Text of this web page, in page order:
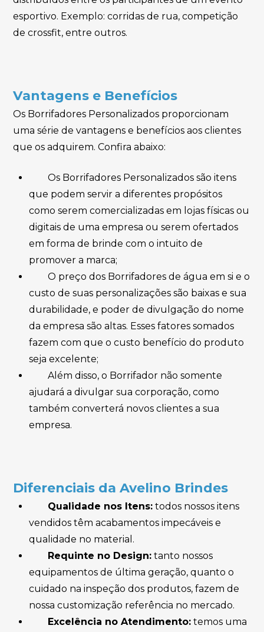
esportivo. Exemplo: corridas de rua, competição
de crossfit, entre outros.
Vantagens e Benefícios
Os Borrifadores Personalizados proporcionam
uma série de vantagens e benefícios aos clientes
que os adquirem. Confira abaixo:
Os Borrifadores Personalizados são itens
que podem servir a diferentes propósitos
como serem comercializadas em lojas físicas ou
digitais de uma empresa ou serem ofertados
em forma de brinde com o intuito de
promover a marca;
O preço dos Borrifadores de água em si e o
custo de suas personalizações são baixas e sua
durabilidade, e poder de divulgação do nome
da empresa são altas. Esses fatores somados
fazem com que o custo benefício do produto
seja excelente;
Além disso, o Borrifador não somente
ajudará a divulgar sua corporação, como
também converterá novos clientes a sua
empresa.
Diferenciais da Avelino Brindes
Qualidade nos Itens:todos nossos itens
vendidos têm acabamentos impecáveis e
qualidade no material.
Requinte no Design:tanto nossos
equipamentos de última geração, quanto o
cuidado na inspeção dos produtos, fazem de
nossa customização referência no mercado.
Excelência no Atendimento:temos uma